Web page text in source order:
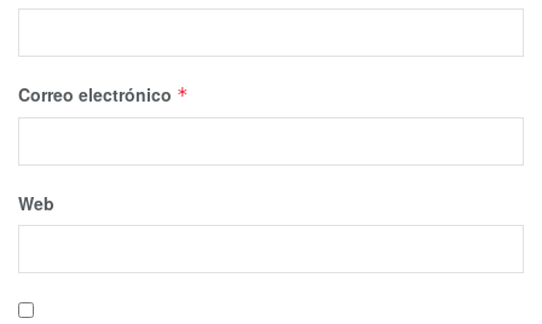
Correo electrónico *
Web